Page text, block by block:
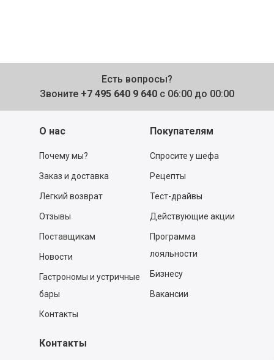
Есть вопросы?
Звоните +7 495 640 9 640 с 06:00 до 00:00
О нас
Почему мы?
Заказ и доставка
Легкий возврат
Отзывы
Поставщикам
Новости
Гастрономы и устричные
бары
Контакты
Покупателям
Спросите у шефа
Рецепты
Тест-драйвы
Действующие акции
Программа
лояльности
Бизнесу
Вакансии
Контакты